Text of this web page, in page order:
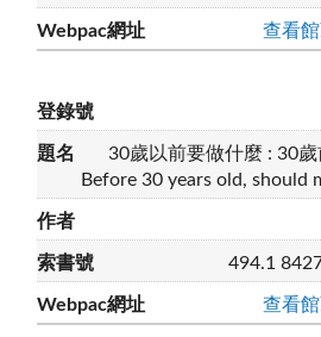
查看
30歲以前要做什麼 : 30
Before 30 years old, should
494.1
查看